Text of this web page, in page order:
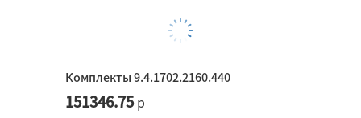
Комплекты 9.4.1702.2160.440
151346.75р